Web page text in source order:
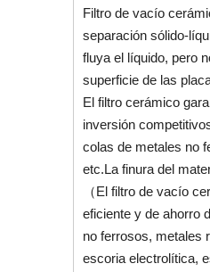
Filtro de vacío
separación sólido-
fluya el líquido, pero
superficie de las
El filtro cerámico
inversión
colas de metales no
etc.La finura del
（El filtro de vacío
eficiente y de ahorro
no ferrosos, metales
escoria electrolítica,